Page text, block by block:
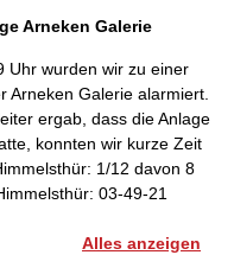
Arneken Galerie
Uhr wurden wir zu einer
Arneken Galerie alarmiert.
ergab, dass die Anlage
konnten wir kurze Zeit
1/12 davon 8
03-49-21
Alles anzeigen